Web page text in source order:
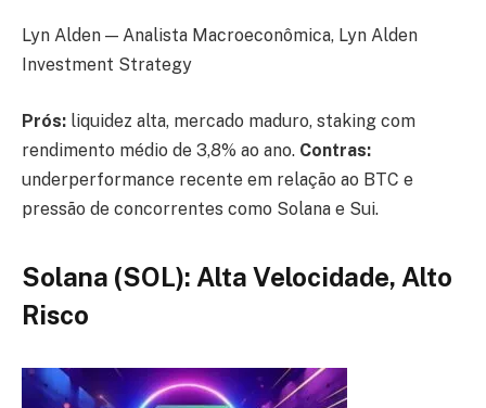
Lyn Alden — Analista Macroeconômica, Lyn Alden
Investment Strategy
Prós: liquidez alta, mercado maduro, staking com
rendimento médio de 3,8% ao ano. Contras:
underperformance recente em relação ao BTC e
pressão de concorrentes como Solana e Sui.
Solana (SOL): Alta Velocidade, Alto
Risco